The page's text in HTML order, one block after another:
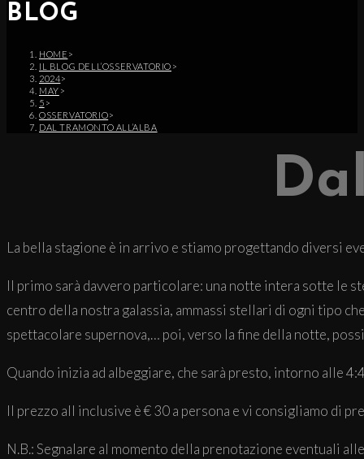
BLOG
HOME >
IL BLOG DELL’OSSERVATORIO >
2024>
MAY >
5 >
OSSERVATORIO>
DAL TRAMONTO ALL’ALBA
La bella stagione è in arrivo e stiamo progettando diversi
Il primo sarà davvero particolare: una notte intera sotte le
centro della nostra galassia, ammassi stellari di ogni tipo
spettacolare supernova,… poi, verso la fine della notte,
Quando inizia ad albeggiare, che sarà presto, intorno alle
Il prezzo all inclusive è € 30 a persona e vi consigliamo di
N.B.: Segnalare al momento della prenotazione eventuali